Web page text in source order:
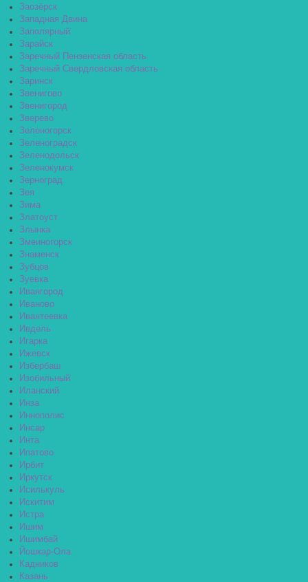
Заозёрск
Западная Двина
Заполярный
Зарайск
Заречный Пензенская область
Заречный Свердловская область
Заринск
Звенигово
Звенигород
Зверево
Зеленогорск
Зеленоградск
Зеленодольск
Зеленокумск
Зерноград
Зея
Зима
Златоуст
Злынка
Змеиногорск
Знаменск
Зубцов
Зуевка
Ивангород
Иваново
Ивантеевка
Ивдель
Игарка
Ижевск
Избербаш
Изобильный
Иланский
Инза
Иннополис
Инсар
Инта
Ипатово
Ирбит
Иркутск
Исилькуль
Искитим
Истра
Ишим
Ишимбай
Йошкар-Ола
Кадников
Казань